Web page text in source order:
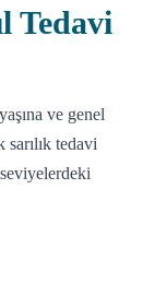
Tedavi
ve genel
tedavi